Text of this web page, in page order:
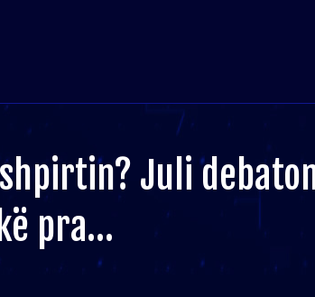
Juli
pra…